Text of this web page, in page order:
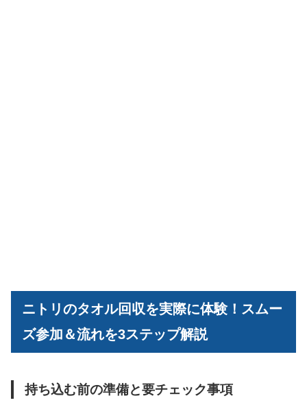
ニトリのタオル回収を実際に体験！スムー
ズ参加＆流れを3ステップ解説
持ち込む前の準備と要チェック事項